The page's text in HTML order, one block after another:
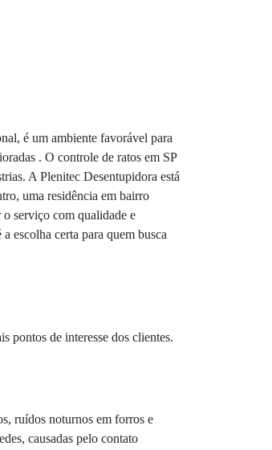
é um ambiente favorável para
. O controle de ratos em SP
A Plenitec Desentupidora está
uma residência em bairro
o serviço com qualidade e
escolha certa para quem busca
pontos de interesse dos clientes.
ruídos noturnos em forros e
causadas pelo contato